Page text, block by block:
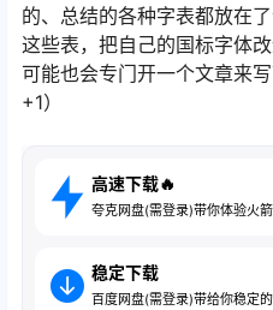
的、总结的各种字表都放在
这些表，把自己的国标字体
可能也会专门开一个文章来
+1）
高速下载🔥
夸克网盘(需登录)带你体验火
稳定下载
百度网盘(需登录)带给你稳定